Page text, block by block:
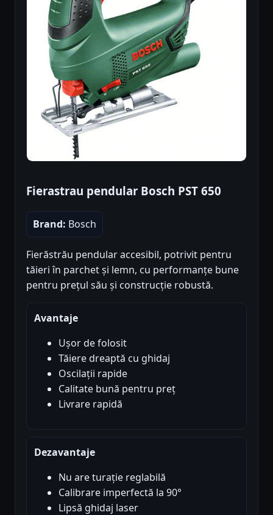
Fierastrau pendular Bosch PST 650
Brand: Bosch
Fierăstrău pendular accesibil, potrivit pentru
tăieri în parchet și lemn, cu performanțe bune
pentru prețul său și construcție robustă.
Avantaje
Ușor de folosit
Tăiere dreaptă cu ghidaj
Oscilații rapide
Calitate bună pentru preț
Livrare rapidă
Dezavantaje
Nu are turație reglabilă
Calibrare imperfectă la 90°
Lipsă ghidaj laser